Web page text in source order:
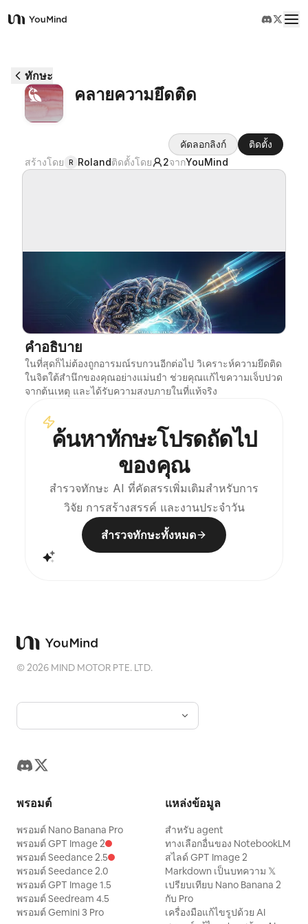
YouMind
กรณีการใช้งาน
บล็อก
อัปเดต
ทักษะ
คลายความยึดติด
คัดลอกลิงก์
ติดตั้ง
สร้างโดย
R Rolandติดตั้งโดย 2จากYouMind
คำอธิบาย
ในที่สุดก็ไม่ต้องถูกอารมณ์รบกวนอีกต่อไป วิเคราะห์ความยึดติด
ในจิตใต้สำนึกของคุณอย่างแม่นยำ ช่วยคุณแก้ไขความเจ็บปวด
จากต้นเหตุ และได้รับความสงบภายในที่แท้จริง
ค้นหาทักษะโปรดถัดไป
ของคุณ
สำรวจทักษะ AI ที่คัดสรรเพิ่มเติมสำหรับการ
วิจัย การสร้างสรรค์ และงานประจำวัน
สำรวจทักษะทั้งหมด
©2026 MIND MOTOR PTE. LTD.
พรอมต์
พรอมต์ Nano Banana Pro
พรอมต์ GPT Image 2
พรอมต์ Seedance 2.5
พรอมต์ Seedance 2.0
พรอมต์ GPT Image 1.5
พรอมต์ Seedream 4.5
พรอมต์ Gemini 3 Pro
แหล่งข้อมูล
สำหรับ agent
ทางเลือกอื่นของ NotebookLM
สไลด์ GPT Image 2
Markdown เป็นบทความ 𝕏
เปรียบเทียบ Nano Banana 2
กับ Pro
เครื่องมือแก้ไขรูปด้วย AI